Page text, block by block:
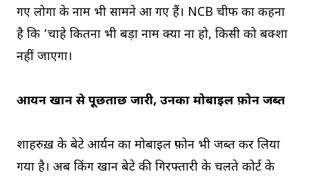
गए लोगों के नाम भी सामने आ गए हैं। NCB चीफ का कहना
है कि ‘चाहे कितना भी बड़ा नाम क्यों ना हो, किसी को बक्शा
नहीं जाएगा।
आर्यन खान से पूछताछ जारी, उनका मोबाइल फ़ोन जब्त
शाहरुख़ के बेटे आर्यन का मोबाइल फ़ोन भी जब्त कर लिया
गया है। अब किंग खान बेटे की गिरफ्तारी के चलते कोर्ट के